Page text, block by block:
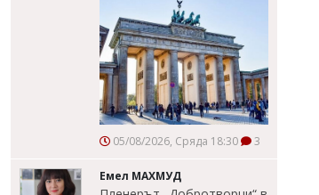
05/08/2026, Сряда 18:30 3
Емел МАХМУД